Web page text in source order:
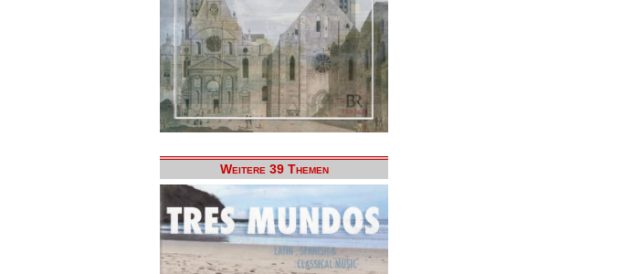
Weitere 39 Themen